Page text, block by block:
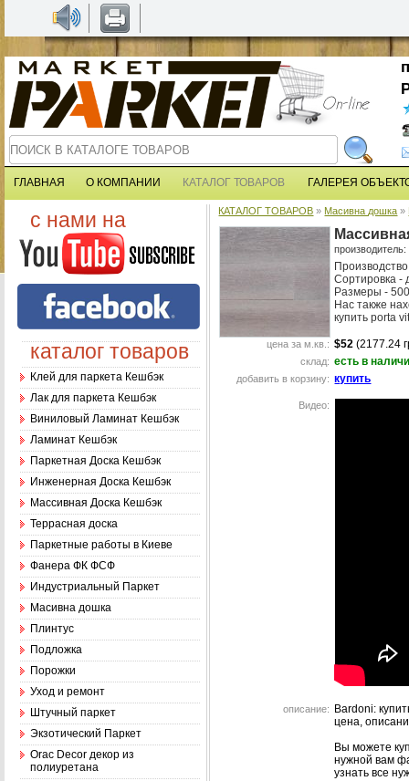
ГЛАВНАЯ О КОМПАНИИ КАТАЛОГ ТОВАРОВ ГАЛЕРЕЯ
с нами на
каталог товаров
Клей для паркета Кешбэк
Лак для паркета Кешбэк
Виниловый Ламинат Кешбэк
Ламинат Кешбэк
Паркетная Доска Кешбэк
Инженерная Доска Кешбэк
Массивная Доска Кешбэк
Террасная доска
Паркетные работы в Киеве
Фанера ФК ФСФ
Индустриальный Паркет
Масивна дошка
Плинтус
Подложка
Порожки
Уход и ремонт
Штучный паркет
Экзотический Паркет
Оrac Decor декор из
полиуретана
КАТАЛОГ ТОВАРОВ » Масивна дошка »
производитель:
Сортировка -
Размеры -
Нас также
купить porta
цена за м.кв.: $52 (2177.24
склад: есть в
добавить в корзину: купить
Видео:
описание:
Bardoni:
цена,
Вы можете
нужной вам
узнать все